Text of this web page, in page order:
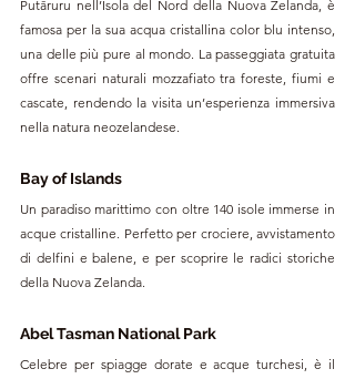
Putāruru nell’Isola del Nord della Nuova Zelanda, è
famosa per la sua acqua cristallina color blu intenso,
una delle più pure al mondo. La passeggiata gratuita
offre scenari naturali mozzafiato tra foreste, fiumi e
cascate, rendendo la visita un’esperienza immersiva
nella natura neozelandese.
Bay of Islands
Un paradiso marittimo con oltre 140 isole immerse in
acque cristalline. Perfetto per crociere, avvistamento
di delfini e balene, e per scoprire le radici storiche
della Nuova Zelanda.
Abel Tasman National Park
Celebre per spiagge dorate e acque turchesi, è il